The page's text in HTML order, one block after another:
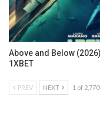
Above and Below
1XBET
PREV NEXT 1 of 2,770